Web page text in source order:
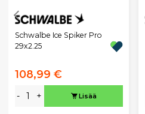
Schwalbe Ice Spiker Pro
29x2.25
108,99 €
- + Lisää